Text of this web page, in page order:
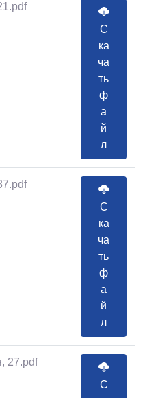
С
ка
ча
ть
ф
а
й
л
С
ка
ча
ть
ф
а
й
л
27.pdf
С